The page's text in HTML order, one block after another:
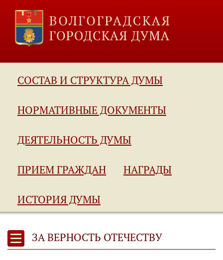
СОСТАВ И СТРУКТУРА ДУМЫ
НОРМАТИВНЫЕ ДОКУМЕНТЫ
ДЕЯТЕЛЬНОСТЬ ДУМЫ
ПРИЕМ ГРАЖДАН НАГРАДЫ
ИСТОРИЯ ДУМЫ
ЗА ВЕРНОСТЬ ОТЕЧЕСТВУ